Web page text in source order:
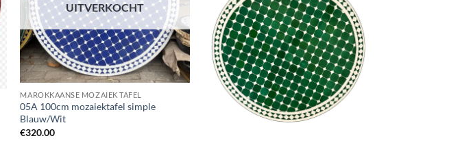
UITVERKOCHT
MAROKKAANSE MOZAIEK TAFEL
05A 100cm mozaiektafel simple
Blauw/Wit
€320.00